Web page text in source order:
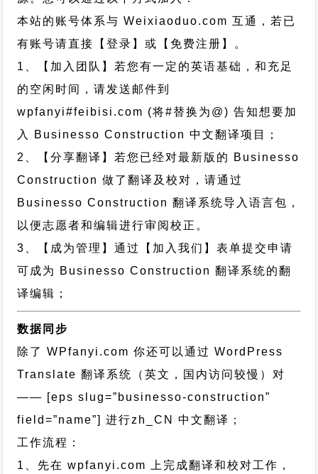
本站的账号体系与Weixiaoduo.com 互通，若已
有账号请直接【登录】或【免费注册】。
1、【加入团队】若您有一定的英语基础，和充足
的空闲时间，请发送邮件到
wpfanyi#feibisi.com (将#替换为@) 告知想要加
入 Businesso Construction 中文翻译项目；
2、【分享翻译】若您已经对最新版的 Businesso
Construction 做了翻译及校对，请通过
Businesso Construction 翻译系统导入语言包，
以便志愿者和编辑进行审阅校正。
3、【成为管理】通过【加入我们】表单提交申请
可成为 Businesso Construction 翻译系统的翻
译编辑；
数据同步
除了 WPfanyi.com 你还可以通过WordPress
Translate 翻译系统（英文，国内访问较慢）对
—— [eps slug=”businesso-construction”
field=”name”]进行zh_CN
中文翻译；
工作流程：
1、先在 wpfanyi.com 上完成翻译和校对工作，